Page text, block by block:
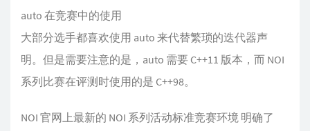
auto 在竞赛中的使用
大部分选手都喜欢使用 auto 来代替繁琐的迭代器声
明。但是需要注意的是，auto 需要 C++11 版本，而 NOI
系列比赛在评测时使用的是 C++98。
NOI 官网上最新的 NOI 系列活动标准竞赛环境 明确了